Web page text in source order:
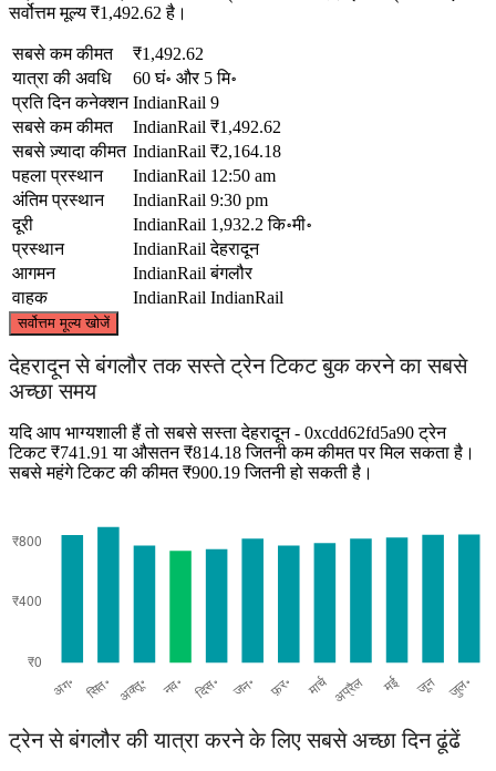
सर्वोत्तम मूल्य ₹1,492.62 है।
सबसे कम कीमत
₹1,492.62
यात्रा की अवधि
60 घं॰ और 5 मि॰
प्रति दिन कनेक्शन IndianRail 9
सबसे कम कीमत
IndianRail ₹1,492.62
सबसे ज़्यादा कीमत IndianRail ₹2,164.18
पहला प्रस्थान
IndianRail 12:50 am
अंतिम प्रस्थान
IndianRail 9:30 pm
दूरी
IndianRail 1,932.2 कि॰मी॰
प्रस्थान
IndianRail देहरादून
आगमन
IndianRail बंगलौर
वाहक
IndianRail IndianRail
सर्वोत्तम मूल्य खोजें
Dehradun
©CARTO
देहरादून से बंगलौर तक सस्ते ट्रेन टिकट बुक करने का सबसे
अच्छा समय
यदि आप भाग्यशाली हैं तो सबसे सस्ता देहरादून - 0xcdd62fd5a90 ट्रेन
टिकट ₹741.91 या औसतन ₹814.18 जितनी कम कीमत पर मिल सकता है।
सबसे महंगे टिकट की कीमत ₹900.19 जितनी हो सकती है।
ट्रेन से बंगलौर की यात्रा करने के लिए सबसे अच्छा दिन ढूंढें